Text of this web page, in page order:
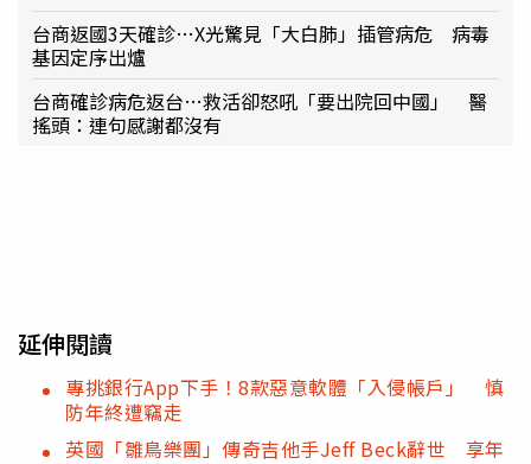
台商返國3天確診…X光驚見「大白肺」插管病危 病毒
基因定序出爐
台商確診病危返台…救活卻怒吼「要出院回中國」 醫
搖頭：連句感謝都沒有
延伸閱讀
專挑銀行App下手！8款惡意軟體「入侵帳戶」 慎
防年終遭竊走
英國「雛鳥樂團」傳奇吉他手Jeff Beck辭世 享年